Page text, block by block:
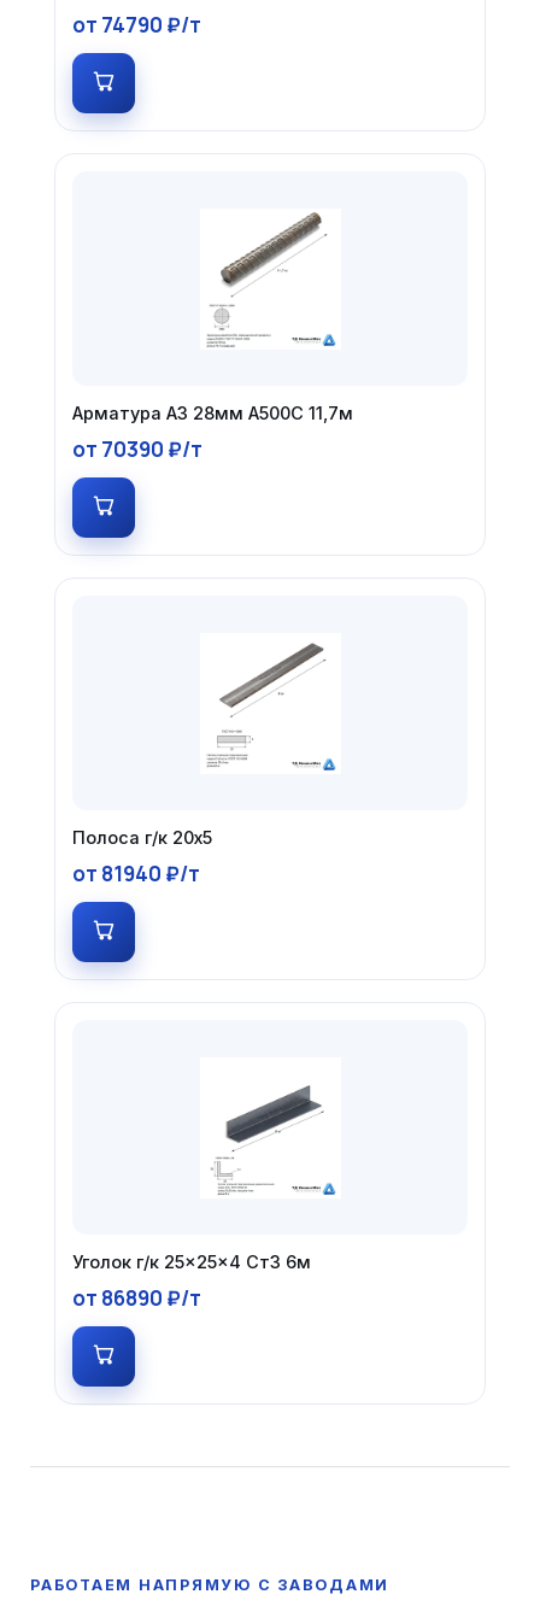
от 74790 ₽/т
Арматура А3 28мм А500С 11,7м
от 70390 ₽/т
Полоса г/к 20х5
от 81940 ₽/т
Уголок г/к 25×25×4 Ст3 6м
от 86890 ₽/т